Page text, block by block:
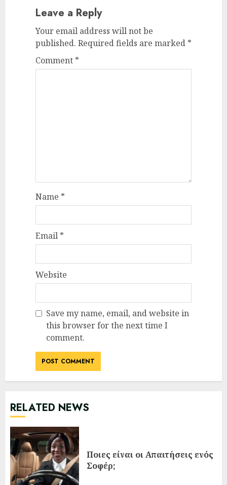
Leave a Reply
Your email address will not be
published. Required fields are marked *
Comment *
Name *
Email *
Website
Save my name, email, and website in
this browser for the next time I
comment.
RELATED NEWS
Ποιες είναι οι Απαιτήσεις ενός
Σοφέρ;